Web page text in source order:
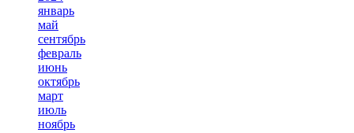
январь
май
сентябрь
февраль
июнь
октябрь
март
июль
ноябрь